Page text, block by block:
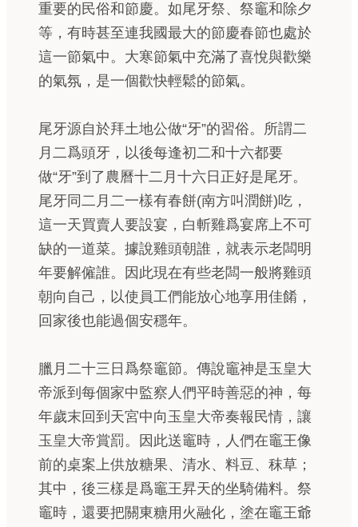
重要的民俗和節慶。如尾牙祭、祭竈和除夕
等，有時甚至連我國最大的節慶春節也處於
這一節氣中。大寒節氣中充滿了喜悅與歡樂
的氣氛，是一個歡快輕鬆的節氣。
尾牙源自於拜土地公做“牙”的習俗。所謂二
月二爲頭牙，以後每逢初二和十六都要
做“牙”到了農曆十二月十六日正好是尾牙。
尾牙同二月二一樣有春餅(南方叫潤餅)吃，
這一天買賣人要設宴，白斬雞爲宴席上不可
缺的一道菜。據說雞頭朝誰，就表示老闆明
年要解僱誰。因此現在有些老闆一般將雞頭
朝向自己，以使員工們能放心地享用佳餚，
回家後也能過個安穩年。
臘月二十三日爲祭竈節。傳說竈神是玉皇大
帝派到每個家中監察人們平時善惡的神，每
年歲末回到天宮中向玉皇大帝奏報民情，讓
玉皇大帝賞罰。因此送竈時，人們在竈王像
前的桌案上供放糖果、清水、料豆、秣草；
其中，後三樣是爲竈王昇天的坐騎備料。祭
竈時，還要把關東糖用火融化，塗在竈王爺